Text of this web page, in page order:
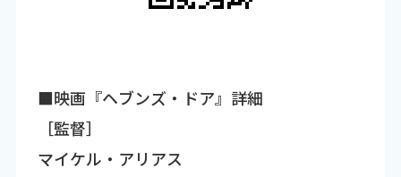
■映画『ヘブンズ・ドア』詳細
［監督］
マイケル・アリアス